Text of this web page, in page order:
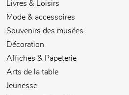
Livres & Loisirs
Mode & accessoires
Souvenirs des musées
Décoration
Affiches & Papeterie
Arts de la table
Jeunesse